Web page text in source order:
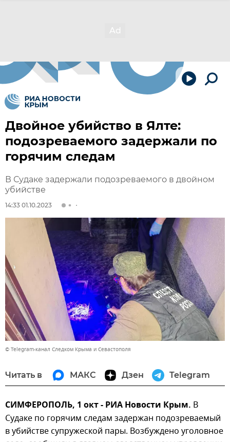
Двойное убийство в Ялте:
подозреваемого задержали по
горячим следам
В Судаке задержали подозреваемого в двойном
убийстве
14:33 01.10.2023
© Telegram-канал Следком Крыма и Севастополя
Читать в МАКС Дзен Telegram
СИМФЕРОПОЛЬ, 1 окт - РИА Новости Крым. В
Судаке по горячим следам задержан подозреваемый
в убийстве супружеской пары. Возбуждено уголовное